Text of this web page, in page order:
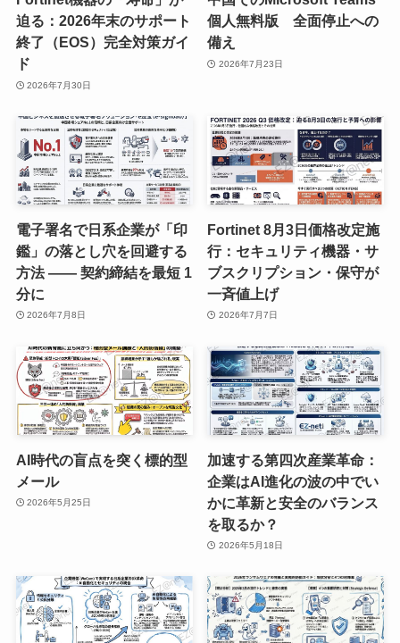
迫る：2026年末のサポート
終了（EOS）完全対策ガイ
ド
2026年7月30日
個人無料版 全面停止への
備え
2026年7月23日
電子署名で日系企業が「印
鑑」の落とし穴を回避する
方法 —— 契約締結を最短 1
分に
2026年7月8日
Fortinet 8月3日価格改定施
行：セキュリティ機器・サ
ブスクリプション・保守が
一斉値上げ
2026年7月7日
AI時代の盲点を突く標的型
メール
2026年5月25日
加速する第四次産業革命：
企業はAI進化の波の中でい
かに革新と安全のバランス
を取るか？
2026年5月18日